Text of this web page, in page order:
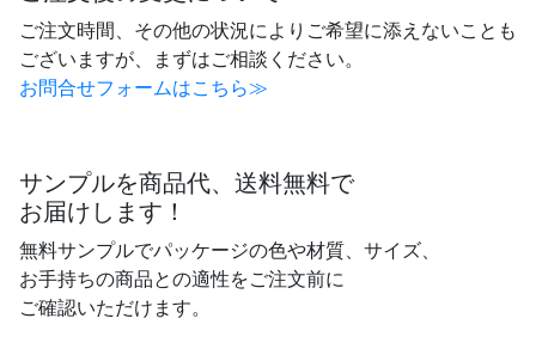
ご注文時間、その他の状況によりご希望に添えないことも
ございますが、まずはご相談ください。
お問合せフォームはこちら≫
サンプルを商品代、送料無料で
お届けします！
無料サンプルでパッケージの色や材質、サイズ、
お手持ちの商品との適性をご注文前に
ご確認いただけます。